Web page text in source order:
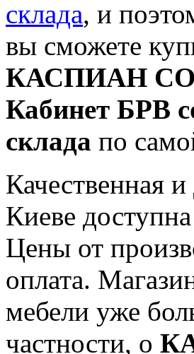
склада, и
вы сможете
КАСПИАН
Кабинет БРВ
склада по
Качественная
Киеве
Цены от
оплата.
мебели уже
частности, о